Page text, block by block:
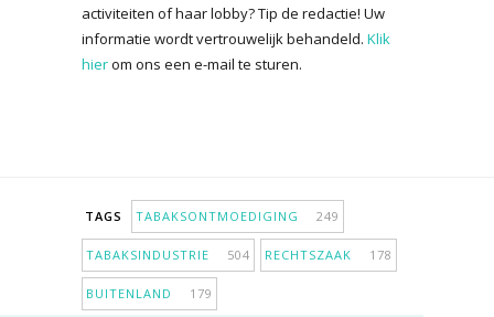
activiteiten of haar lobby? Tip de redactie! Uw
informatie wordt vertrouwelijk behandeld. Klik
hierom ons een e-mail te sturen.
TAGS TABAKSONTMOEDIGING 249
TABAKSINDUSTRIE 504 RECHTSZAAK 178
BUITENLAND 179